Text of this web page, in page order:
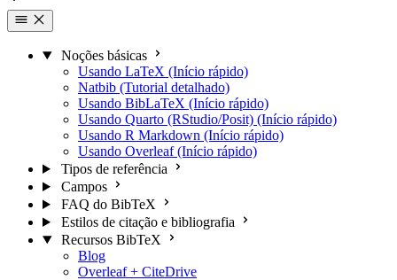
Noções básicas
Usando LaTeX (Início rápido)
Natbib (Tutorial detalhado)
Usando BibLaTeX (Início rápido)
Usando Quarto (RStudio/Posit) (Início rápido)
Usando R Markdown (Início rápido)
Usando Overleaf (Início rápido)
Tipos de referência
Campos
FAQ do BibTeX
Estilos de citação e bibliografia
Recursos BibTeX
Blog
Overleaf + CiteDrive